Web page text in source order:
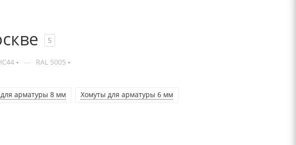
5
— RAL 5005
арматуры 8 мм Хомуты для арматуры 6 мм